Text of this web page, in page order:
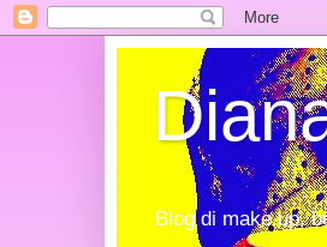
Blog di make up,